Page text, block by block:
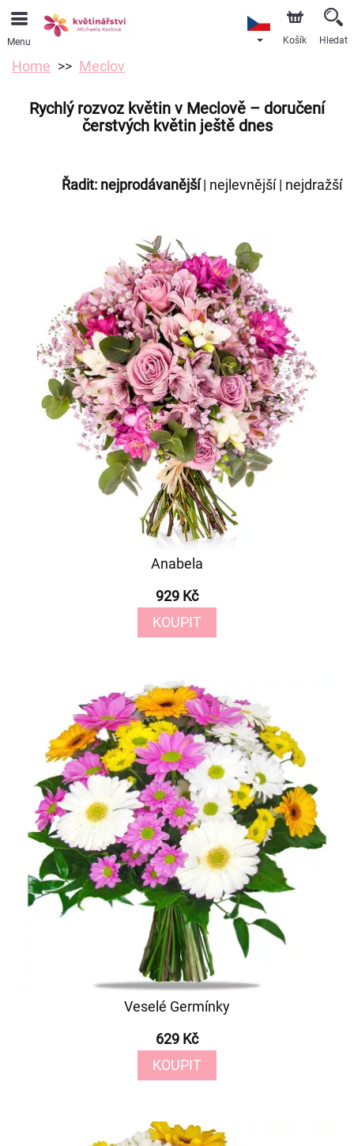
Menu Košík Hledat
Home Meclov
Rychlý rozvoz květin v Meclově – doručení
čerstvých květin ještě dnes
Řadit: nejprodávanější| nejlevnější| nejdražší
Anabela
929 Kč
KOUPIT
Veselé Germínky
629 Kč
KOUPIT